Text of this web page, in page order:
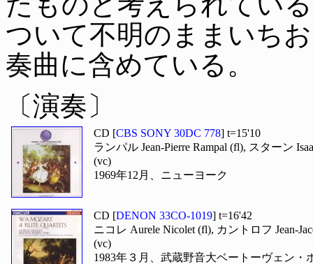
ついて不明のままいち
奏曲に含めている。
〔演奏〕
CD [CBS SONY 30DC 778] t=15'10
ランパル Jean-Pierre Rampal (fl), スターン
(vc)
1969年12月、ニューヨーク
CD [DENON 33CO-1019] t=16'42
ニコレ Aurele Nicolet (fl), カントロフ Jean-
(vc)
1983年３月、武蔵野音大ベートーヴェン・